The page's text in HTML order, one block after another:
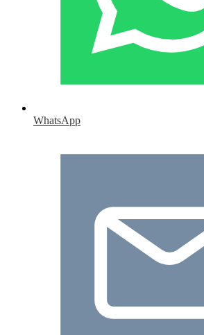
WhatsApp